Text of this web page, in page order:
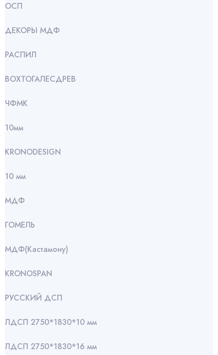
ОСП
ДЕКОРЫ МДФ
РАСПИЛ
ВОХТОГАЛЕСДРЕВ
ЧФМК
10мм
KRONODESIGN
10 мм
МДФ
ГОМЕЛЬ
МДФ(Кастамону)
KRONOSPAN
РУССКИЙ ДСП
ЛДСП 2750*1830*10 мм
ЛДСП 2750*1830*16 мм